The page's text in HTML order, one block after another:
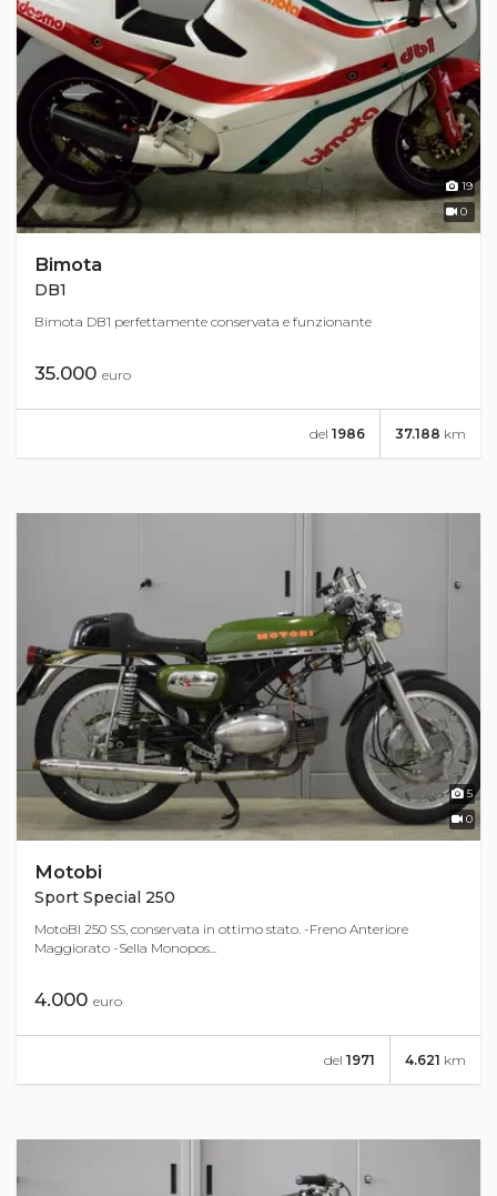
19
0
Bimota
DB1
Bimota DB1 perfettamente conservata e funzionante
35.000 euro
37.188 km
del 1986
5
0
Motobi
Sport Special 250
MotoBI 250 SS, conservata in ottimo stato. -Freno Anteriore
Maggiorato -Sella Monopos...
4.000 euro
4.621 km
del 1971